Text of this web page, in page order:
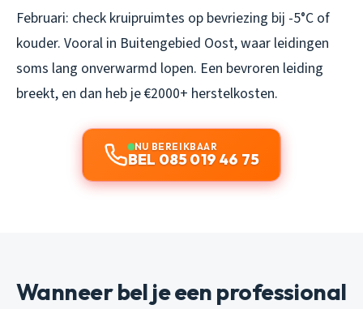
Februari: check kruipruimtes op bevriezing bij -5°C of
kouder. Vooral in Buitengebied Oost, waar leidingen
soms lang onverwarmd lopen. Een bevroren leiding
breekt, en dan heb je €2000+ herstelkosten.
NU BEREIKBAAR
BEL 085 019 46 75
Wanneer bel je een professional